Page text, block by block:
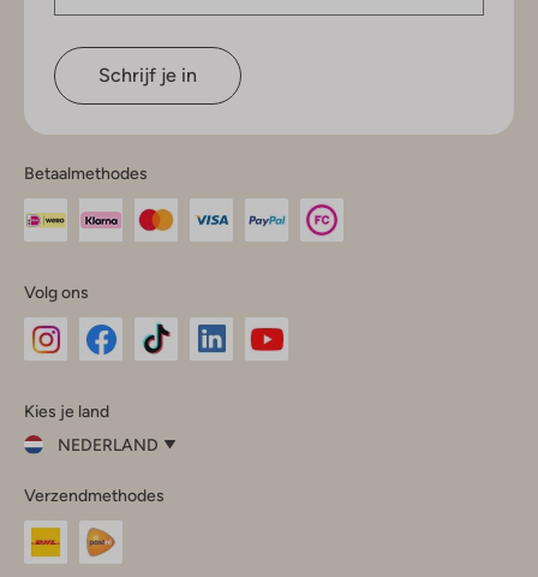
Schrijf je in
Betaalmethodes
Volg ons
InstagramFacebook
Kies je land
NEDERLAND
je
land
Nederland
Verzendmethodes